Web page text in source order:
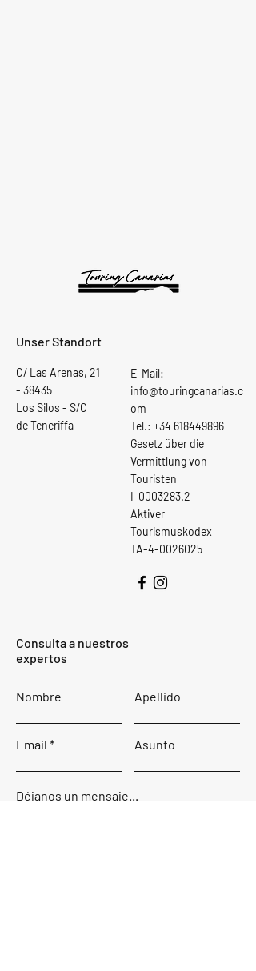
Unser Standort
C/ Las Arenas, 21
- 38435
Los Silos - S/C
de Teneriffa
E-Mail:
info@touringcanarias.c
om
Tel.: +34 618449896
Gesetz über die
Vermittlung von
Touristen
I-0003283.2
Aktiver
Tourismuskodex
TA-4-0026025
Consulta a nuestros
expertos
Nombre Apellido
Email Asunto
Déjanos un mensaje...